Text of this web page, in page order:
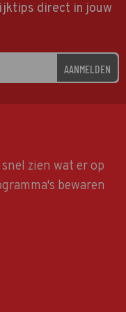
direct in jouw
AANMELDEN
zien wat er op
bewaren